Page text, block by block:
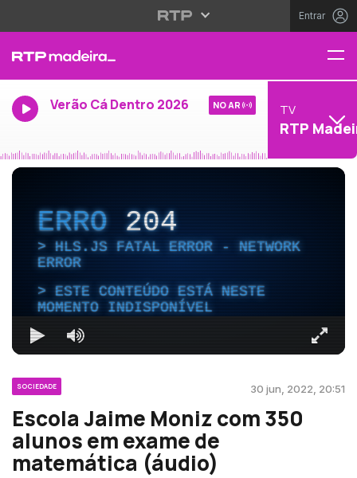
Entrar
Verão Cá Dentro 2026 NO AR TV
RTP
ERRO204
HLS.JS FATAL ERROR - NETWORK
ERROR
ESTE CONTEÚDO ESTÁ NESTE
MOMENTO INDISPONÍVEL
SOCIEDADE 30 jun, 2022, 20:51
Escola Jaime Moniz com 350
alunos em exame de
matemática (áudio)